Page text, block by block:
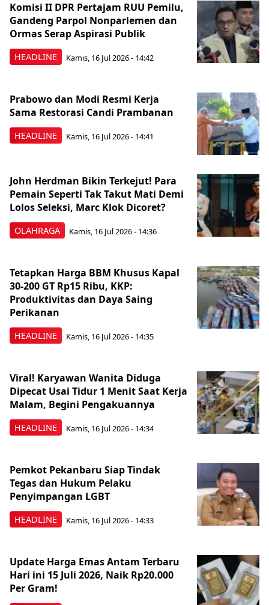
HEADLINE
Komisi II DPR Pertajam RUU Pemilu,
Gandeng Parpol Nonparlemen dan
Ormas Serap Aspirasi Publik
Kamis, 16 Jul 2026 - 14:42
HEADLINE
Prabowo dan Modi Resmi Kerja
Sama Restorasi Candi Prambanan
Kamis, 16 Jul 2026 - 14:41
OLAHRAGA
John Herdman Bikin Terkejut! Para
Pemain Seperti Tak Takut Mati Demi
Lolos Seleksi, Marc Klok Dicoret?
Kamis, 16 Jul 2026 - 14:36
HEADLINE
Tetapkan Harga BBM Khusus Kapal
30-200 GT Rp15 Ribu, KKP:
Produktivitas dan Daya Saing
Perikanan
Kamis, 16 Jul 2026 - 14:35
HEADLINE
Viral! Karyawan Wanita Diduga
Dipecat Usai Tidur 1 Menit Saat Kerja
Malam, Begini Pengakuannya
Kamis, 16 Jul 2026 - 14:34
HEADLINE
Pemkot Pekanbaru Siap Tindak
Tegas dan Hukum Pelaku
Penyimpangan LGBT
Kamis, 16 Jul 2026 - 14:33
Update Harga Emas Antam Terbaru
Hari ini 15 Juli 2026, Naik Rp20.000
Per Gram!